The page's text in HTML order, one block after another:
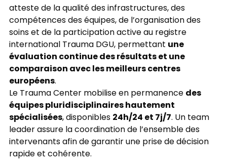
atteste de la qualité des infrastructures, des
compétences des équipes, de l’organisation des
soins et de la participation active au registre
international Trauma DGU, permettant une
évaluation continue des résultats et une
comparaison avec les meilleurs centres
européens.
Le Trauma Center mobilise en permanencedes
équipes pluridisciplinaires hautement
spécialisées, disponibles24h/24 et 7j/7. Un team
leader assure la coordination de l’ensemble des
intervenants afin de garantir une prise de décision
rapide et cohérente.